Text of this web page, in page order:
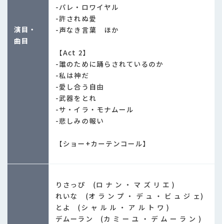
演目・
曲目
-パレ・ロワイヤル
-許されぬ愛
-声なき言葉 ほか
【Act 2】
-誰のために踊らされているのか
-私は神だ
-愛し合う自由
-武器をとれ
-サ・イラ・モナムール
-悲しみの報い
【ショー+カーテンコール】
りさっぴ (ロ ナ ン ・ マ ズ リ エ )
れいな (オ ラ ン プ ・ デ ュ ・ ビ ュ ジ ェ)
とよ (シ ャ ル ル ・ ア ル ト ワ )
デムーラン (カ ミ ー ユ ・ デ ム ー ラ ン )